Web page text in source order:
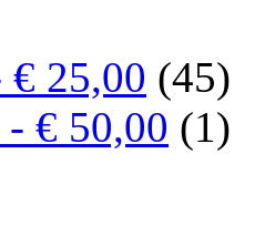
€ 25,00 (45)
- € 50,00 (1)